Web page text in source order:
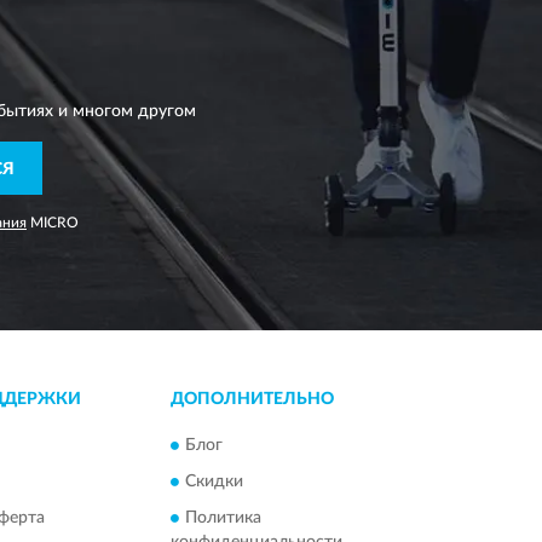
и многом другом
MICRO
ДОПОЛНИТЕЛЬНО
Блог
Скидки
Политика